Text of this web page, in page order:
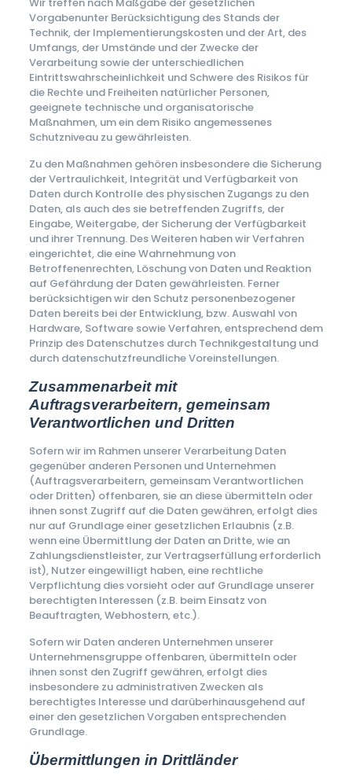
Vorgabenunter Berücksichtigung des Stands der
Technik, der Implementierungskosten und der Art, des
Umfangs, der Umstände und der Zwecke der
Verarbeitung sowie der unterschiedlichen
Eintrittswahrscheinlichkeit und Schwere des Risikos für
die Rechte und Freiheiten natürlicher Personen,
geeignete technische und organisatorische
Maßnahmen, um ein dem Risiko angemessenes
Schutzniveau zu gewährleisten.
Zu den Maßnahmen gehören insbesondere die Sicherung
der Vertraulichkeit, Integrität und Verfügbarkeit von
Daten durch Kontrolle des physischen Zugangs zu den
Daten, als auch des sie betreffenden Zugriffs, der
Eingabe, Weitergabe, der Sicherung der Verfügbarkeit
und ihrer Trennung. Des Weiteren haben wir Verfahren
eingerichtet, die eine Wahrnehmung von
Betroffenenrechten, Löschung von Daten und Reaktion
auf Gefährdung der Daten gewährleisten. Ferner
berücksichtigen wir den Schutz personenbezogener
Daten bereits bei der Entwicklung, bzw. Auswahl von
Hardware, Software sowie Verfahren, entsprechend dem
Prinzip des Datenschutzes durch Technikgestaltung und
durch datenschutzfreundliche Voreinstellungen.
Zusammenarbeit mit
Auftragsverarbeitern, gemeinsam
Verantwortlichen und Dritten
Sofern wir im Rahmen unserer Verarbeitung Daten
gegenüber anderen Personen und Unternehmen
(Auftragsverarbeitern, gemeinsam Verantwortlichen
oder Dritten) offenbaren, sie an diese übermitteln oder
ihnen sonst Zugriff auf die Daten gewähren, erfolgt dies
nur auf Grundlage einer gesetzlichen Erlaubnis (z.B.
wenn eine Übermittlung der Daten an Dritte, wie an
Zahlungsdienstleister, zur Vertragserfüllung erforderlich
ist), Nutzer eingewilligt haben, eine rechtliche
Verpflichtung dies vorsieht oder auf Grundlage unserer
berechtigten Interessen (z.B. beim Einsatz von
Beauftragten, Webhostern, etc.).
Sofern wir Daten anderen Unternehmen unserer
Unternehmensgruppe offenbaren, übermitteln oder
ihnen sonst den Zugriff gewähren, erfolgt dies
insbesondere zu administrativen Zwecken als
berechtigtes Interesse und darüberhinausgehend auf
einer den gesetzlichen Vorgaben entsprechenden
Grundlage.
Übermittlungen in Drittländer